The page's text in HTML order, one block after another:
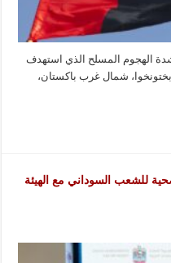
الهجوم المسلح الذي استهدف
بختونخوا، شمال غرب باكستان،
للشعب السوداني مع الهيئة